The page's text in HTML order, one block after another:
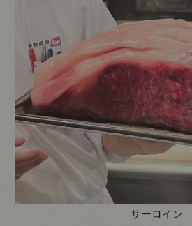
サーロイン